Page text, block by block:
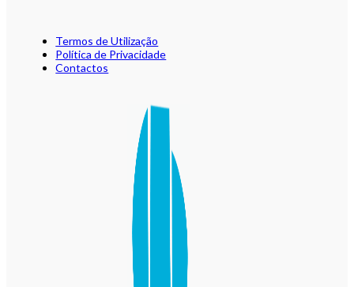
Termos de Utilização
Política de Privacidade
Contactos